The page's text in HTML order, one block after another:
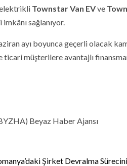
Townstar Van EVve
sağlanıyor.
ayı boyunca geçerli olacak
ticari müşterilere avantajlı
Beyaz Haber Ajansı
Şirket Devralma